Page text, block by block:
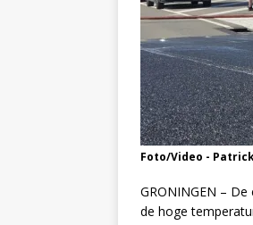
Foto/Video -
GRONINGEN –
de hoge